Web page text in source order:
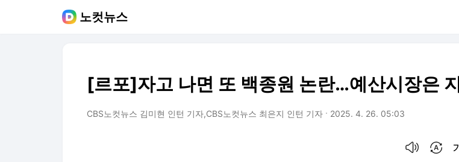
노컷뉴스
[르포]자고 나면 또 백종원 논란…예산시장은
CBS노컷뉴스 김미현 인턴 기자,CBS노컷뉴스 최은지 인턴 기자 2025. 4. 26. 05:03